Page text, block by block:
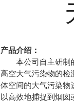
产品介绍：
本公司自主研制
高空大气污染物的检
体空间的大气污染物
以高效地捕捉到烟